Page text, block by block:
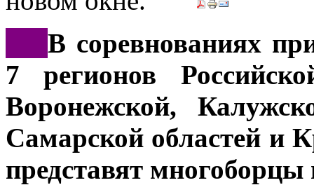
В соревнованиях
7 регионов
Воронежской,
Самарской областей и
представят многоборцы